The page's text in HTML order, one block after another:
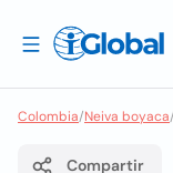
Colombia/Neiva boyaca/
Compartir